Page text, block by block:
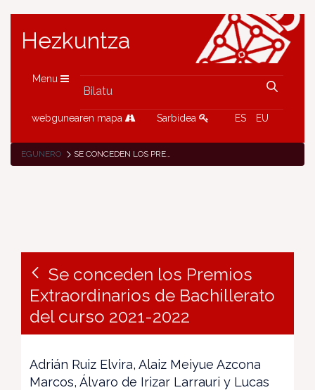
Hezkuntza
Menu
webgunearen mapa Sarbidea ES EU
EGUNERO SE CONCEDEN LOS PREMIOS EXTRAORDINARIOS DE BACHILLERATO DEL CURSO 2021-2022
Se conceden los Premios
Extraordinarios de Bachillerato
del curso 2021-2022
Adrián Ruiz Elvira, Alaiz Meiyue Azcona
Marcos, Álvaro de Irizar Larrauri y Lucas